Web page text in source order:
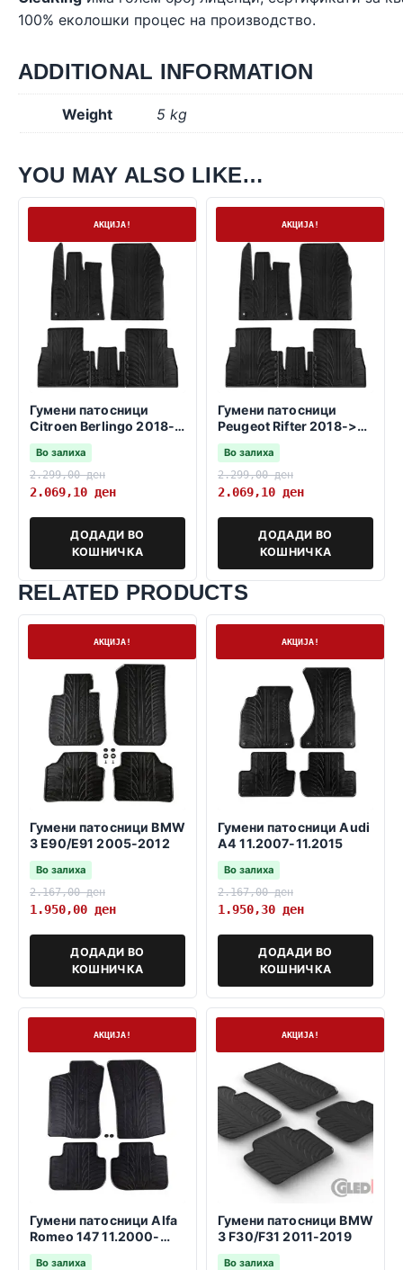
100% еколошки процес на производство.
ADDITIONAL INFORMATION
Weight 5 kg
YOU MAY ALSO LIKE…
АКЦИЈА!
Гумени патосници
Citroen Berlingo 2018-
2023 -непроменливо
сувозачко седиште-
Во залиха
2.299,00ден
2.069,10 ден
ДОДАДИ ВО
КОШНИЧКА
АКЦИЈА!
Гумени патосници
Peugeot Rifter 2018->
-променливо
сувозачко седиште-
Во залиха
2.299,00ден
2.069,10 ден
ДОДАДИ ВО
КОШНИЧКА
RELATED PRODUCTS
АКЦИЈА!
Гумени патосници BMW
3 E90/E91 2005-2012
Во залиха
2.167,00ден
1.950,00 ден
ДОДАДИ ВО
КОШНИЧКА
АКЦИЈА!
Гумени патосници Audi
A4 11.2007-11.2015
Во залиха
2.167,00ден
1.950,30 ден
ДОДАДИ ВО
КОШНИЧКА
АКЦИЈА!
Гумени патосници Alfa
Romeo 147 11.2000-
03.2010
Во залиха
АКЦИЈА!
Гумени патосници BMW
3 F30/F31 2011-2019
Во залиха